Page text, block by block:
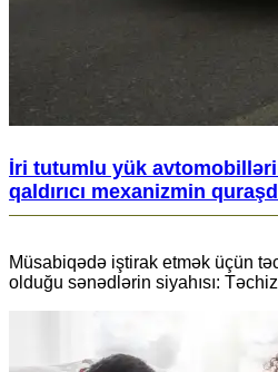
İri tutumlu yük
qaldırıcı mexanizmin
Müsabiqədə iştirak etmək üçün
olduğu sənədlərin siyahısı: